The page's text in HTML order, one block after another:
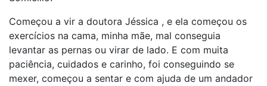
Começou a vir a doutora Jéssica , e ela começou os
exercícios na cama, minha mãe, mal conseguia
levantar as pernas ou virar de lado. E com muita
paciência, cuidados e carinho, foi conseguindo se
mexer, começou a sentar e com ajuda de um andador